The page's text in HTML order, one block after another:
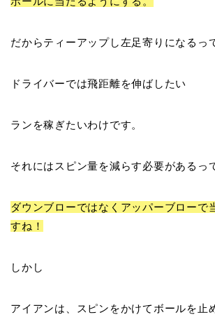
だからティーアップし左足寄りになるっ
ドライバーでは飛距離を伸ばしたい
ランを稼ぎたいわけです。
それにはスピン量を減らす必要があるっ
ダウンブローではなくアッパーブローで
すね！
しかし
アイアンは、 スピンをかけてボールを止